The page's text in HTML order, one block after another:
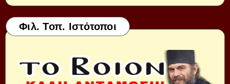
Φιλ. Τοπ. Ιστότοποι